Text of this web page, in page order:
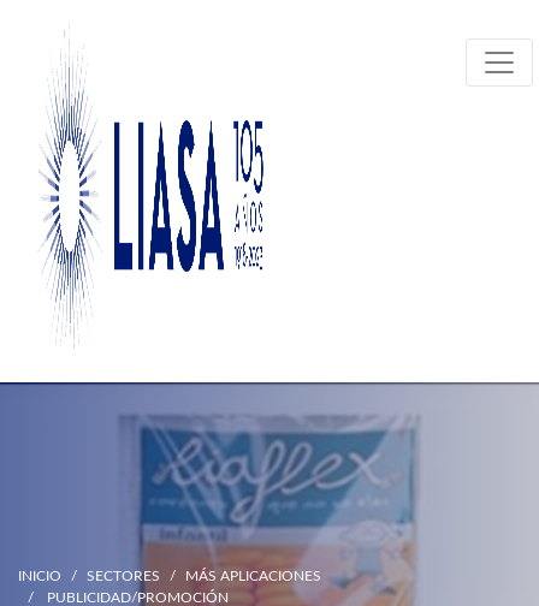
INICIO SECTORES
MÁS APLICACIONES
PUBLICIDAD/PROMOCIÓN